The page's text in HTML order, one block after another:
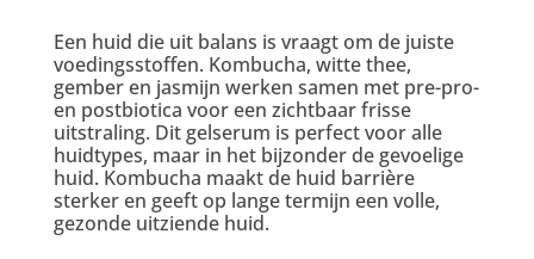
Een huid die uit balans is vraagt om de juiste
voedingsstoffen. Kombucha, witte thee,
gember en jasmijn werken samen met pre-pro-
en postbiotica voor een zichtbaar frisse
uitstraling. Dit gelserum is perfect voor alle
huidtypes, maar in het bijzonder de gevoelige
huid. Kombucha maakt de huid barrière
sterker en geeft op lange termijn een volle,
gezonde uitziende huid.